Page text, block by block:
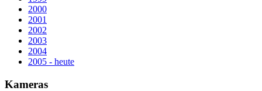
2000
2001
2002
2003
2004
2005 - heute
Kameras